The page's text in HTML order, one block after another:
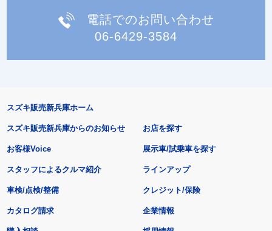
電話でのお問い合わせ
06-6429-3584
スズキ販売新兵庫ホーム
スズキ販売新兵庫からのお知らせ
お客様Voice
スタッフによるクルマ紹介
お店を探す
展示車/試乗車を探す
ラインアップ
車検/点検/整備 クレジット/保険
カタログ請求 企業情報